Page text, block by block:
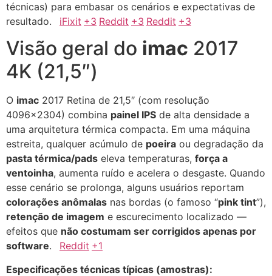
técnicas) para embasar os cenários e expectativas de
resultado.
iFixit +3 Reddit +3 Reddit +3
Visão geral do imac 2017
4K (21,5″)
O imac 2017 Retina de 21,5″ (com resolução
4096×2304) combina painel IPS de alta densidade a
uma arquitetura térmica compacta. Em uma máquina
estreita, qualquer acúmulo de poeira ou degradação da
pasta térmica/pads eleva temperaturas, força a
ventoinha, aumenta ruído e acelera o desgaste. Quando
esse cenário se prolonga, alguns usuários reportam
colorações anômalas nas bordas (o famoso “pink tint”),
retenção de imagem e escurecimento localizado —
efeitos que não costumam ser corrigidos apenas por
software. Reddit +1
Especificações técnicas típicas (amostras):